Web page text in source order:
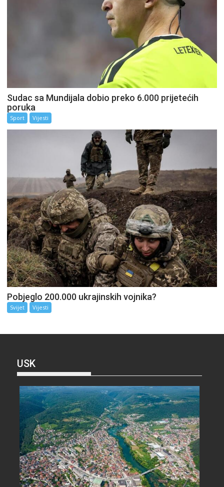
Sudac sa Mundijala dobio preko 6.000 prijetećih
poruka
Sport Vijesti
Pobjeglo 200.000 ukrajinskih vojnika?
Svijet Vijesti
USK